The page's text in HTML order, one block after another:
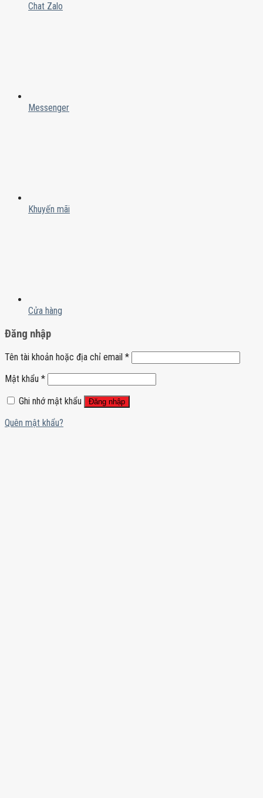
Chat Zalo
Messenger
Khuyến mãi
Cửa hàng
Đăng nhập
Tên tài khoản hoặc địa chỉ email *
Mật khẩu *
Ghi nhớ mật khẩu
Đăng nhập
Quên mật khẩu?